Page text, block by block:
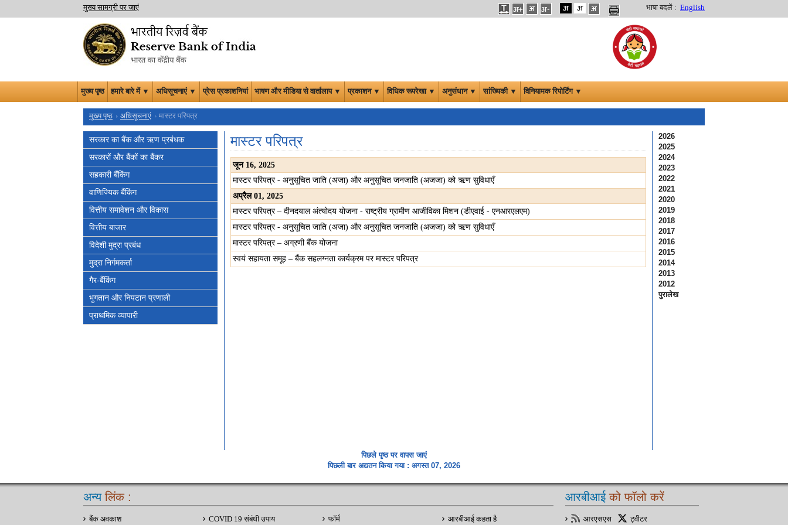
मुख्य सामग्री पर जाएं भाषा बदलें : English
मुख्य पृष्ठ हमारे बारे में ▼ अधिसूचनाएं ▼ प्रेस प्रकाशनियां भाषण और मीडिया से वार्तालाप ▼ प्रकाशन ▼ विधिक रूपरेखा ▼ अनुसंधान ▼ सांख्यिकी ▼ विनियामक रिपोर्टिंग ▼
मुख्य पृष्ठ अधिसूचनाएं मास्टर परिपत्र
सरकार का बैंक और ऋण प्रबंधक
सरकारों और बैंकों का बैंकर
सहकारी बैंकिंग
वाणिज्यिक बैंकिंग
वित्तीय समावेशन और विकास
वित्तीय बाजार
विदेशी मुद्रा प्रबंध
मुद्रा निर्गमकर्ता
गैर-बैंकिंग
भुगतान और निपटान प्रणाली
प्राथमिक व्यापारी
मास्टर परिपत्र
जून16, 2025
मास्टर परिपत्र - अनुसूचित जाति (अजा) और अनुसूचित जनजाति (अजजा) को ऋण सुविधाएँ
अप्रैल01, 2025
मास्‍टर परिपत्र – दीनदयाल अंत्योदय योजना - राष्ट्रीय ग्रामीण आजीविका मिशन (डीएवाई - एनआरएलएम)
मास्टर परिपत्र - अनुसूचित जाति (अजा) और अनुसूचित जनजाति (अजजा) को ऋण सुविधाएँ
मास्‍टर परिपत्र – अग्रणी बैंक योजना
स्वयं सहायता समूह – बैंक सहलग्नता कार्यक्रम पर मास्टर परिपत्र
2026
2025
2024
2023
2022
2021
2020
2019
2018
2017
2016
2015
2014
2013
2012
पुरालेख
पिछले पृष्ठ पर वापस जाएं
पिछली बार अद्यतन किया गया : अगस्त 07, 2026
अन्यलिंक :
बैंक अवकाश COVID 19 संबंधी उपाय फॉर्म आरबीआई कहता है
आरबीआईको फॉलो करें
आरएसएस ट्वीटर